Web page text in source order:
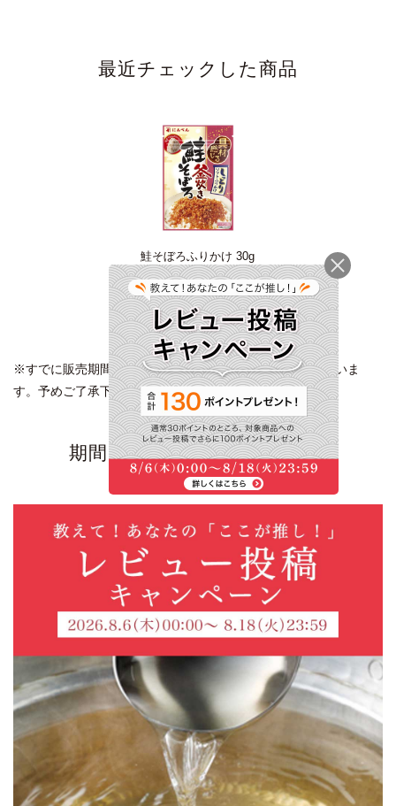
最近チェックした商品
鮭そぼろふりかけ 30g
＜常温・O＞
140円(税込)
※すでに販売期間が終了した商品が表示される場合がございま
す。予めご了承下さい。
期間限定キャンペーン・特集